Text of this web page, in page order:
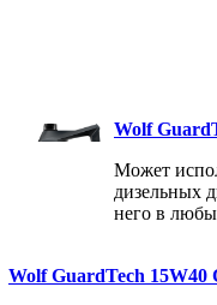
Wolf
Может
дизельных
него в
Wolf GuardTech 15W40